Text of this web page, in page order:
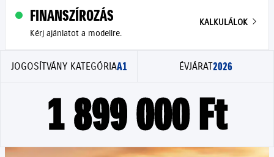
FINANSZÍROZÁS
Kérj ajánlatot a modellre.
KALKULÁLOK
JOGOSÍTVÁNY KATEGÓRIAA1 ÉVJÁRAT2026
1 899 000 Ft